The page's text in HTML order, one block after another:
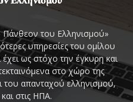
Πάνθεον του Ελληνισμού»
υπηρεσίες του ομίλου
ως στόχο την έγκυρη και
στο χώρο της
του απανταχού ελληνισμού,
στις ΗΠΑ.